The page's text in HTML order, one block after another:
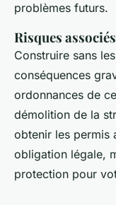
problèmes futurs.
Risques
Construire sans
conséquences
ordonnances de
démolition de la
obtenir les permis
obligation légale,
protection pour